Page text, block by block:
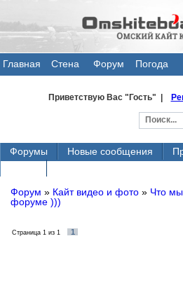
Главная
Стена
Форум Погода
Приветствую Вас"Гость" |
Форумы Новые сообщения
Форум » Кайт видео и фото » Что
форуме )))
Страница 1 из 1 1